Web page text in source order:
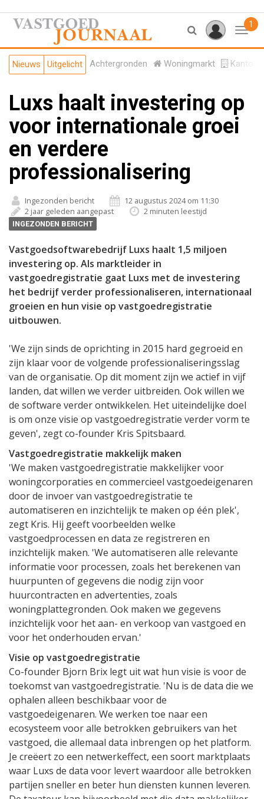
1
Nieuws Uitgelicht Achtergronden Woningmarkt
Luxs haalt investering op
voor internationale groei
en verdere
professionalisering
Ingezonden bericht
12 augustus 2024 om 11:30
2 jaar geleden aangepast
2 minuten leestijd
INGEZONDEN BERICHT
Vastgoedsoftwarebedrijf Luxs haalt 1,5 miljoen
investering op. Als marktleider in
vastgoedregistratie gaat Luxs met de investering
het bedrijf verder professionaliseren, internationaal
groeien en hun visie op vastgoedregistratie
uitbouwen.
'We zijn sinds de oprichting in 2015 hard gegroeid en
zijn klaar voor de volgende professionaliseringsslag
van de organisatie. Op dit moment zijn we actief in vijf
landen, dat willen we verder uitbreiden. Ook willen we
de software verder ontwikkelen. Het uiteindelijke doel
is om onze visie op vastgoedregistratie verder vorm te
geven', zegt co-founder Kris Spitsbaard.
Vastgoedregistratie makkelijk maken
'We maken vastgoedregistratie makkelijker voor
woningcorporaties en commercieel vastgoedeigenaren
door de invoer van vastgoedregistratie te
automatiseren en inzichtelijk te maken op één plek',
zegt Kris. Hij geeft voorbeelden welke
vastgoedprocessen en data ze registreren en
inzichtelijk maken. 'We automatiseren alle relevante
informatie voor processen, zoals het berekenen van
huurpunten of gegevens die nodig zijn voor
huurcontracten en advertenties, zoals
woningplattegronden. Ook maken we gegevens
inzichtelijk voor het aan- en verkoop van vastgoed en
voor het onderhouden ervan.'
Visie op vastgoedregistratie
Co-founder Bjorn Brix legt uit wat hun visie is voor de
toekomst van vastgoedregistratie. 'Nu is de data die we
ophalen alleen beschikbaar voor de
vastgoedeigenaren. We werken toe naar een
ecosysteem voor alle betrokken gebruikers van het
vastgoed, die allemaal data inbrengen op het platform.
Je creëert zo een netwerkeffect, een soort marktplaats
waar Luxs de data voor levert waardoor alle betrokken
partijen sneller en beter hun diensten kunnen leveren.